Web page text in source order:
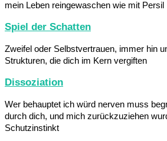
mein Leben reingewaschen wie mit Persil
Spiel der Schatten
Zweifel oder Selbstvertrauen, immer hin
Strukturen, die dich im Kern vergiften
Dissoziation
Wer behauptet ich würd nerven muss
durch dich, und mich zurückzuziehen
Schutzinstinkt